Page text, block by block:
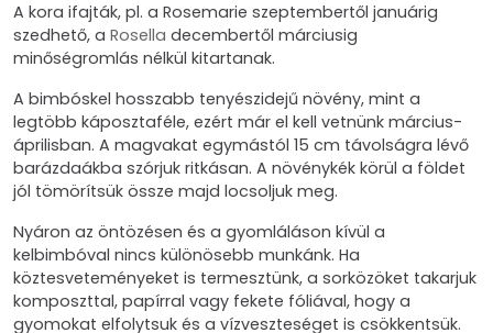
A kora ifajták, pl. a Rosemarie szeptembertől januárig
szedhető, a Rosella decembertől márciusig
minőségromlás nélkül kitartanak.
A bimbóskel hosszabb tenyészidejű növény, mint a
legtöbb káposztaféle, ezért már el kell vetnünk március-
áprilisban. A magvakat egymástól 15 cm távolságra lévő
barázdaákba szórjuk ritkásan. A növénykék körül a földet
jól tömörítsük össze majd locsoljuk meg.
Nyáron az öntözésen és a gyomláláson kívül a
kelbimbóval nincs különösebb munkánk. Ha
köztesveteményeket is termesztünk, a sorközöket takarjuk
komposzttal, papírral vagy fekete fóliával, hogy a
gyomokat elfolytsuk és a vízveszteséget is csökkentsük.